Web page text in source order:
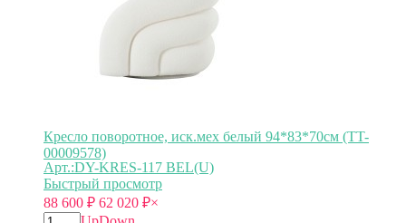
Кресло поворотное, иск.мех белый 94*83*70см (TT-
00009578)
Арт.:DY-KRES-117 BEL(U)
Быстрый просмотр
88 600 ₽ 62 020 ₽×